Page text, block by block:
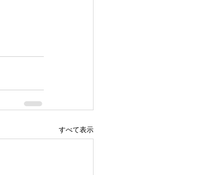
すべて表示